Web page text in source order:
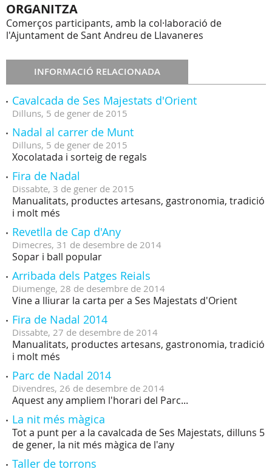
ORGANITZA
Comerços participants, amb la col·laboració de
l'Ajuntament de Sant Andreu de Llavaneres
INFORMACIÓ RELACIONADA
Cavalcada de Ses Majestats d'Orient
Dilluns, 5 de gener de 2015
Nadal al carrer de Munt
Dilluns, 5 de gener de 2015
Xocolatada i sorteig de regals
Fira de Nadal
Dissabte, 3 de gener de 2015
Manualitats, productes artesans, gastronomia, tradició
i molt més
Revetlla de Cap d'Any
Dimecres, 31 de desembre de 2014
Sopar i ball popular
Arribada dels Patges Reials
Diumenge, 28 de desembre de 2014
Vine a lliurar la carta per a Ses Majestats d'Orient
Fira de Nadal 2014
Dissabte, 27 de desembre de 2014
Manualitats, productes artesans, gastronomia, tradició
i molt més
Parc de Nadal 2014
Divendres, 26 de desembre de 2014
Aquest any ampliem l'horari del Parc...
La nit més màgica
Tot a punt per a la cavalcada de Ses Majestats, dilluns 5
de gener, la nit més màgica de l'any
Taller de torrons